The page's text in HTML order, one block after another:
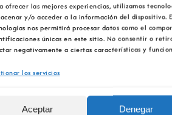
ofrecer las mejores experiencias, utilizamos
y/o acceder a la información del dispositivo.
nos permitirá procesar datos como el
únicas en este sitio. No consentir o
negativamente a ciertas características y
los servicios
Aceptar Denegar